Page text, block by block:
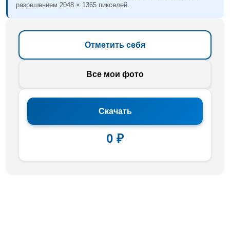
разрешением 2048 × 1365 пикселей.
Отметить себя
Все мои фото
Скачать
0 ₽